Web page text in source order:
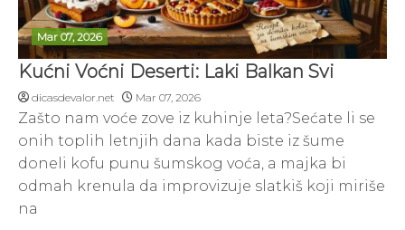
Mar 07, 2026
Kućni Voćni Deserti: Laki Balkan Svi
dicasdevalor.net Mar 07, 2026
Zašto nam voće zove iz kuhinje leta?Sećate li se
onih toplih letnjih dana kada biste iz šume
doneli kofu punu šumskog voća, a majka bi
odmah krenula da improvizuje slatkiš koji miriše
na